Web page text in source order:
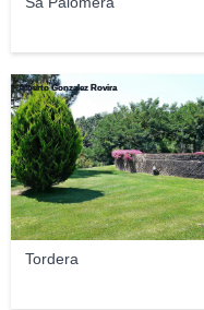
Tordera
Alberto Gonzalez Rovira